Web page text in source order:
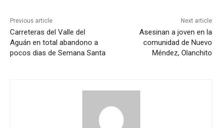
Previous article
Carreteras del Valle del
Aguán en total abandono a
pocos dias de Semana Santa
Next article
Asesinan a joven en la
comunidad de Nuevo
Méndez, Olanchito